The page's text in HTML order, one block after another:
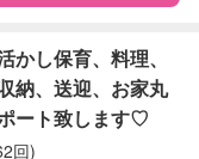
かし保育、料理、
納、送迎、お家丸
ート致します♡
回)